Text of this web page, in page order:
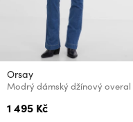
Orsay
1 495 Kč